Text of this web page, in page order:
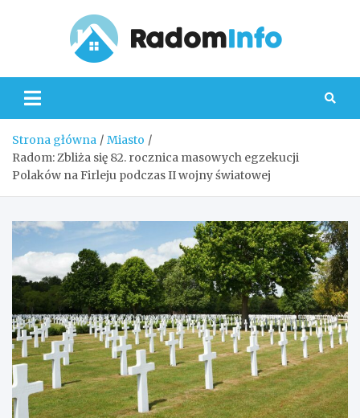
Strona główna
Miasto
Radom: Zbliża się 82. rocznica masowych egzekucji
Polaków na Firleju podczas II wojny światowej